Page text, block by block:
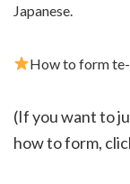
Japanese.
How to form
(If you want to
how to form,